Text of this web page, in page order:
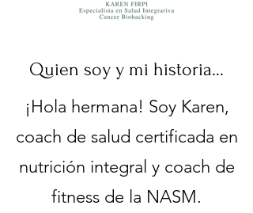
Quien soy y mi historia...
¡Hola hermana! Soy Karen,
coach de salud certificada en
nutrición integral y coach de
fitness de la NASM.